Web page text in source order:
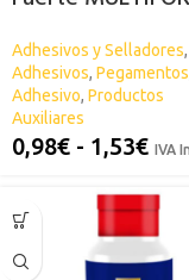
Adhesivos y Selladores,
Adhesivos, Pegamentos
Adhesivo, Productos
Auxiliares
0,98€ - 1,53€ IVA